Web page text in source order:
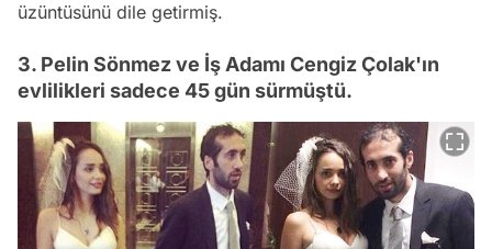
üzüntüsünü dile getirmiş.
3. Pelin Sönmez ve İş Adamı Cengiz Çolak'ın
evlilikleri sadece 45 gün sürmüştü.